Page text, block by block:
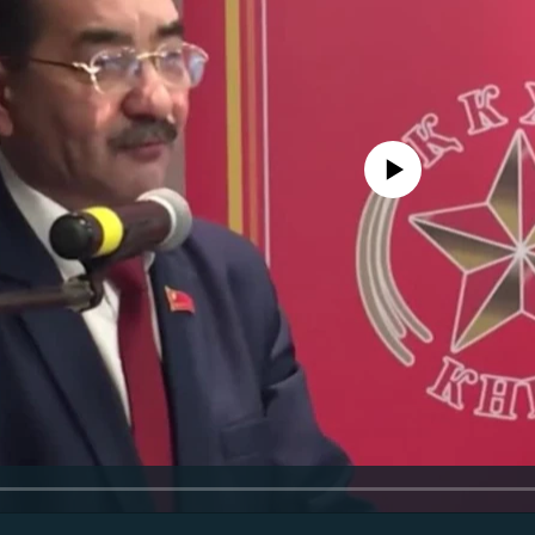
No media source currently